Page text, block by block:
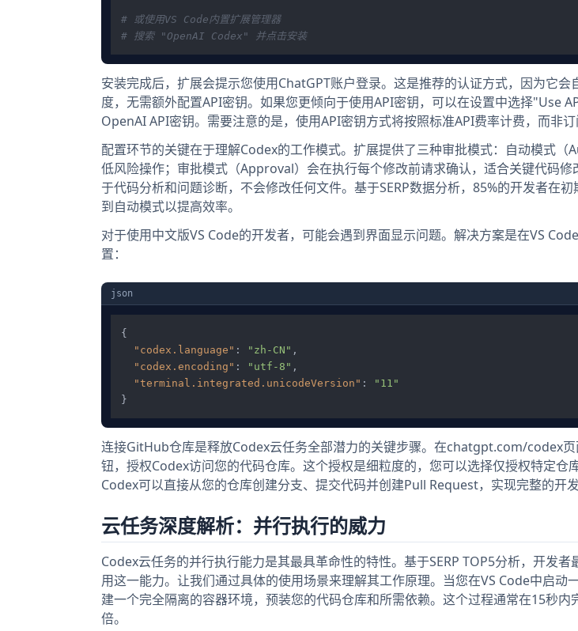
# 或使用VS Code内置扩展管理器
# 搜索 "OpenAI Codex" 并点击安装
安装完成后，扩展会提示您使用ChatGPT账户登录。这是推荐的认证方式，因为它会
度，无需额外配置API密钥。如果您更倾向于使用API密钥，可以在设置中选择"Use
OpenAI API密钥。需要注意的是，使用API密钥方式将按照标准API费率计费，而非订
配置环节的关键在于理解Codex的工作模式。扩展提供了三种审批模式：自动模式
低风险操作；审批模式（Approval）会在执行每个修改前请求确认，适合关键代码
于代码分析和问题诊断，不会修改任何文件。基于SERP数据分析，85%的开发者在
到自动模式以提高效率。
对于使用中文版VS Code的开发者，可能会遇到界面显示问题。解决方案是在VS
置：
json
{
"codex.language" : "zh-CN" ,
"codex.encoding" : "utf-8" ,
"terminal.integrated.unicodeVersion" :
"11"
}
连接GitHub仓库是释放Codex云任务全部潜力的关键步骤。在chatgpt.com/codex
钮，授权Codex访问您的代码仓库。这个授权是细粒度的，您可以选择仅授权特定仓
Codex可以直接从您的仓库创建分支、提交代码并创建Pull Request，实现完整的开发
云任务深度解析：并行执行的威力
Codex云任务的并行执行能力是其最具革命性的特性。基于SERP TOP5分析，开发
用这一能力。让我们通过具体的使用场景来理解其工作原理。当您在VS Code中启动
建一个完全隔离的容器环境，预装您的代码仓库和所需依赖。这个过程通常在15秒内
倍。